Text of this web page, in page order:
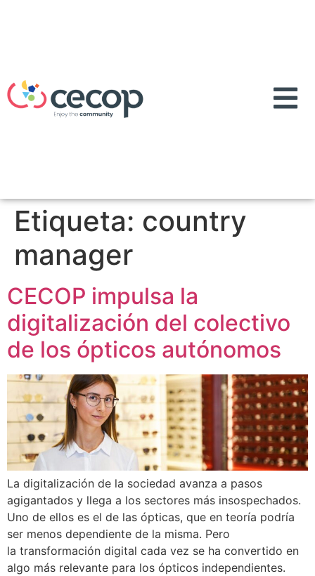
Etiqueta: country
manager
CECOP impulsa la
digitalización del colectivo
de los ópticos autónomos
La digitalización de la sociedad avanza a pasos
agigantados y llega a los sectores más insospechados.
Uno de ellos es el de las ópticas, que en teoría podría
ser menos dependiente de la misma. Pero
la transformación digital cada vez se ha convertido en
algo más relevante para los ópticos independientes.